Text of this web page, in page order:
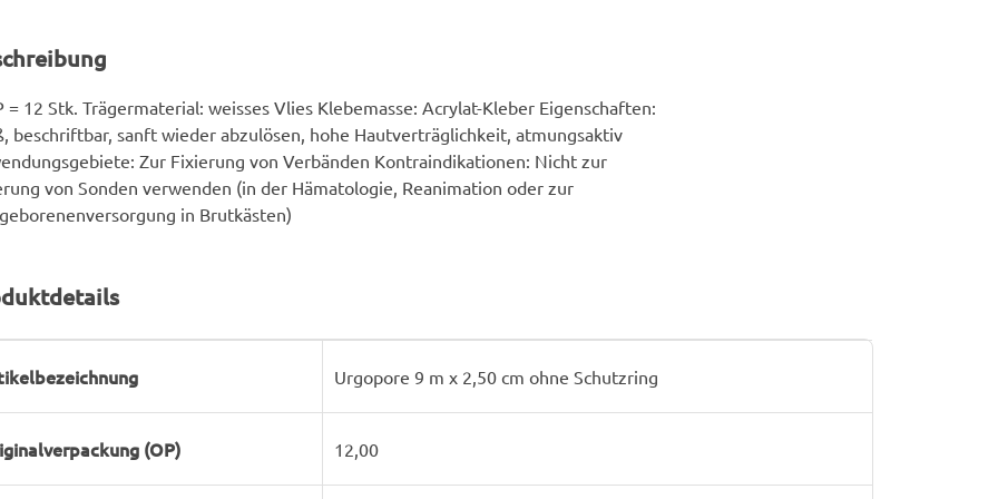
= 12 Stk. Trägermaterial: weisses Vlies Klebemasse: Acrylat-Kleber Eigenschaften:
beschriftbar, sanft wieder abzulösen, hohe Hautverträglichkeit, atmungsaktiv
Zur Fixierung von Verbänden Kontraindikationen: Nicht zur
von Sonden verwenden (in der Hämatologie, Reanimation oder zur
in Brutkästen)
Urgopore 9 m x 2,50 cm ohne Schutzring
(OP) 12,00